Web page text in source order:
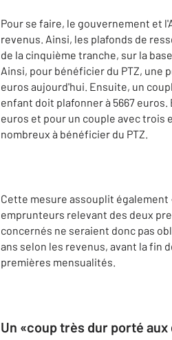
Pour se faire, le gouvernement et
revenus. Ainsi, les plafonds de
de la cinquième tranche, sur la
Ainsi, pour bénéficier du PTZ, une
euros aujourd'hui. Ensuite, un
enfant doit plafonner à 5667
euros et pour un couple avec trois
nombreux à bénéficier du PTZ.
Cette mesure assouplit
emprunteurs relevant des deux
concernés ne seraient donc pas
ans selon les revenus, avant la fin
premières mensualités.
Un «coup très dur porté